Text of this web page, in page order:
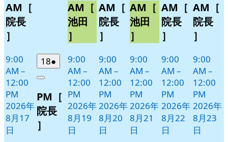
月
17
日
イ
AM［
院長
］
9:00
AM –
12:00
PM
2026年
8月17
日
182026
年
月
18
日
●
件
イ
ベ
Close
PM［
院長
］
月
19
イ
ベ
ト)
AM［
池田
］
9:00
AM –
12:00
PM
2026年
8月19
日
月
20
日
イ
ベ
ト)
AM［
院長
］
9:00
AM –
12:00
PM
2026年
8月20
日
月
21
イ
ベ
ト)
AM［
池田
］
9:00
AM –
12:00
PM
2026年
8月21
日
月
22
日
イ
ベ
ト)
AM［
院長
］
9:00
AM –
12:00
PM
2026年
8月22
日
月
23
日
イ
AM［
院長
］
9:00
AM –
12:00
PM
2026年
8月23
日